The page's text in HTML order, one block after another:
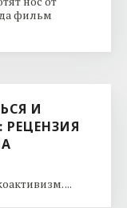
фильм
И
РЕЦЕНЗИЯ
...